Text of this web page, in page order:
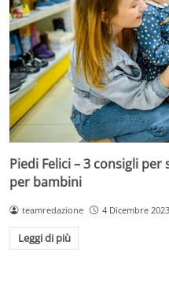
Piedi Felici – 3 consigli
per bambini
teamredazione 4 Dicembre 2023
Leggi di più